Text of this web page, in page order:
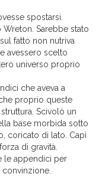
spostarsi.
Sarebbe stato
fatto non nutriva
avessero scelto
universo proprio
che aveva a
proprio queste
Scivolò un
base morbida sotto
coricato di lato. Capì
di gravità.
le appendici per